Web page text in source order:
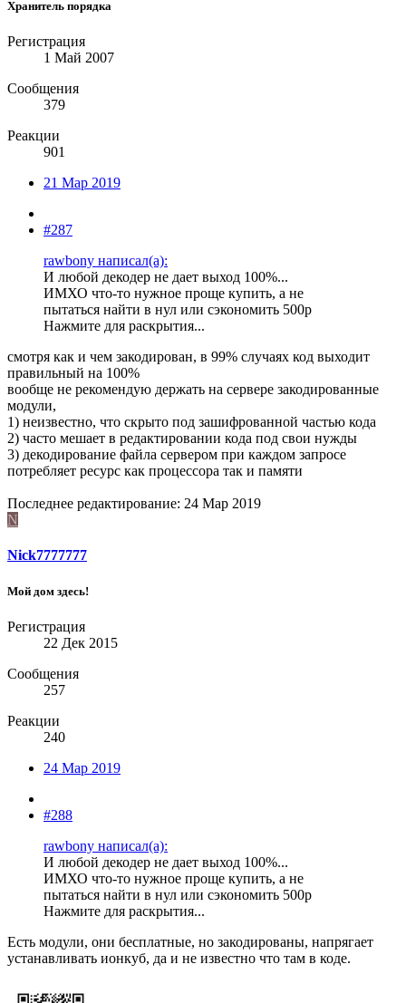
Хранитель порядка
Регистрация
1 Май 2007
Сообщения
379
Реакции
901
21 Мар 2019
#287
rawbony написал(а):
И любой декодер не дает выход 100%...
ИМХО что-то нужное проще купить, а не
пытаться найти в нул или сэкономить 500р
Нажмите для раскрытия...
смотря как и чем закодирован, в 99% случаях код выходит
правильный на 100%
вообще не рекомендую держать на сервере закодированные
модули,
1) неизвестно, что скрыто под зашифрованной частью кода
2) часто мешает в редактировании кода под свои нужды
3) декодирование файла сервером при каждом запросе
потребляет ресурс как процессора так и памяти
Последнее редактирование: 24 Мар 2019
N
Nick7777777
Мой дом здесь!
Регистрация
22 Дек 2015
Сообщения
257
Реакции
240
24 Мар 2019
#288
rawbony написал(а):
И любой декодер не дает выход 100%...
ИМХО что-то нужное проще купить, а не
пытаться найти в нул или сэкономить 500р
Нажмите для раскрытия...
Есть модули, они бесплатные, но закодированы, напрягает
устанавливать ионкуб, да и не известно что там в коде.